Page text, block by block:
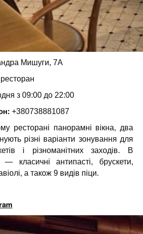
Мишуги, 7А
з 09:00 до 22:00
+380738881087
ресторані панорамні вікна, два
різні варіанти зонування для
і різноманітних заходів. В
класичні антипасті, брускети,
а також 9 видів піци.